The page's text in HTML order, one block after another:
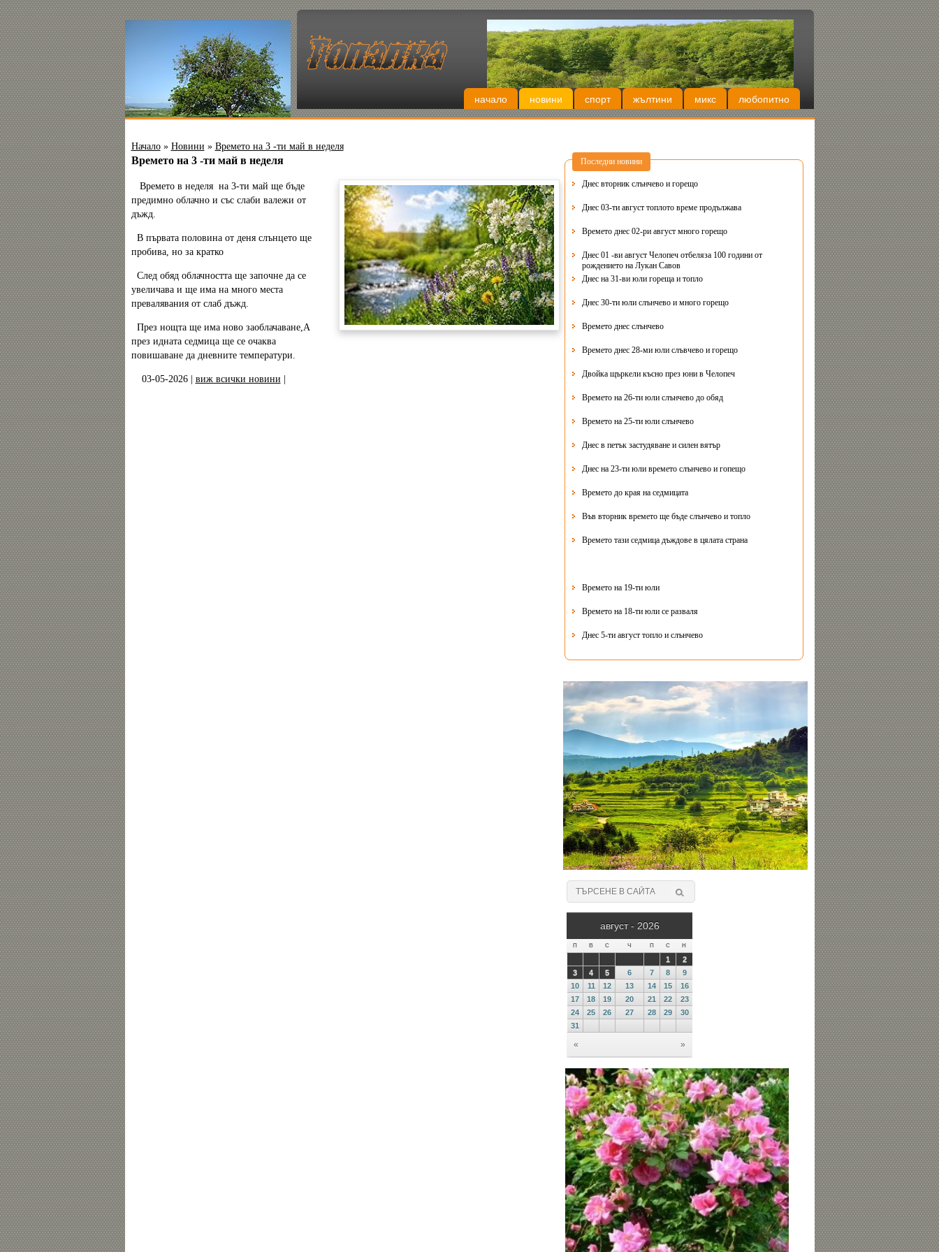
начало новини спорт жълтини микс любопитно
Начало» Новини » Времето на 3 -ти май в неделя
Времето на 3 -ти май в неделя
Времето в неделя на 3-ти май ще бъде
предимно облачно и със слаби валежи от
дъжд.
В първата половина от деня слънцето ще
пробива, но за кратко
След обяд облачността ще започне да се
увеличава и ще има на много места
превалявания от слаб дъжд.
През нощта ще има ново заоблачаване,А
през идната седмица ще се очаква
повишаване да дневните температури.
03-05-2026 | виж всички новини
Последни новини
Днес вторник слънчево и горещо
Днес 03-ти август топлото време продължава
Времето днес 02-ри август много горещо
Днес 01 -ви август Челопеч отбеляза 100 години от
рождението на Лукан Савов
Днес на 31-ви юли гореща и топло
Днес 30-ти юли слънчево и много горещо
Времето днес слънчево
Времето днес 28-ми юли слъвчево и горещо
Двойка щъркели късно през юни в Челопеч
Времето на 26-ти юли слънчево до обяд
Времето на 25-ти юли слънчево
Днес в петък застудяване и силен вятър
Днес на 23-ти юли времето слънчево и гопещо
Времето до края на седмицата
Във вторник времето ще бъде слънчево и топло
Времето тази седмица дъждове в цялата страна
Времето на 19-ти юли
Времето на 18-ти юли се разваля
Днес 5-ти август топло и слънчево